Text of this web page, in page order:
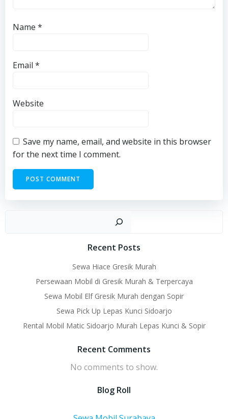
Name *
Email *
Website
Save my name, email, and website in this browser
for the next time I comment.
Recent Posts
Sewa Hiace Gresik Murah
Persewaan Mobil di Gresik Murah & Terpercaya
Sewa Mobil Elf Gresik Murah dengan Sopir
Sewa Pick Up Lepas Kunci Sidoarjo
Rental Mobil Matic Sidoarjo Murah Lepas Kunci & Sopir
Recent Comments
No comments to show.
Blog Roll